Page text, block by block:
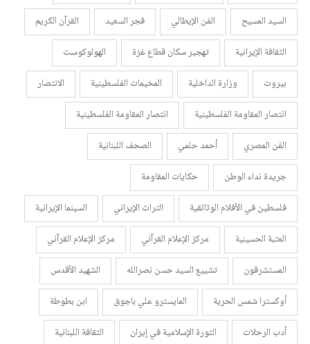
السيد المسيح
الفن الإيطالي فجر السعيد
القرآن الكريم
الثقافة الإيرانية
تهجير سكان قطاع غزة
الهولوكوست
بيروت
وزارة الداخلية المخيمات الفلسطينية
الانتصار
انتصار المقاومة الفلسطينية
انتصار المقاومة الفلسطينية
الفن المصري
أحمد حلمي
الصحف اللبنانية
جريدة نداء الوطن
حكايات المقاومة
فلسطين في الأفلام الوثائقية
التراث الإيراني
السينما الإيرانية
العتبة الحسينية
مركز الإعلام القرآني
مركز الإعلام القرآني
المستشرقون
تشييع السيد حسن نصرالله
الشهيد الأقدس
أوكسترا شمس الحرية
المايسترو علي باجوق
ابن بطوطة
أدب الرحلات
الثورة الإسلامية في إيران
الثقافة اللبنانية